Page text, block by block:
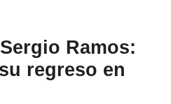
Ramos:
regreso en